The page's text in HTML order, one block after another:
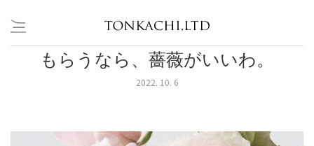
もらうなら、薔薇がいいわ。
2022. 10. 6